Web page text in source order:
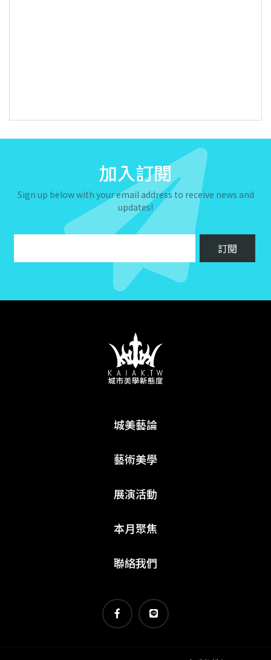
加入訂閱
Sign up below with your email address to receive news and
updates!
城美藝論
藝術美學
展演活動
本月聚焦
聯絡我們